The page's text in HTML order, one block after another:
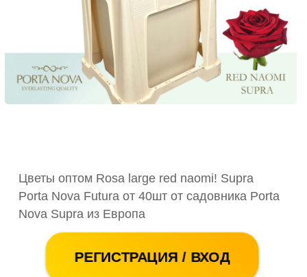
Цветы оптом Rosa large red naomi! Supra
Porta Nova Futura от 40шт от садовника Porta
Nova Supra из Европа
РЕГИСТРАЦИЯ / ВХОД